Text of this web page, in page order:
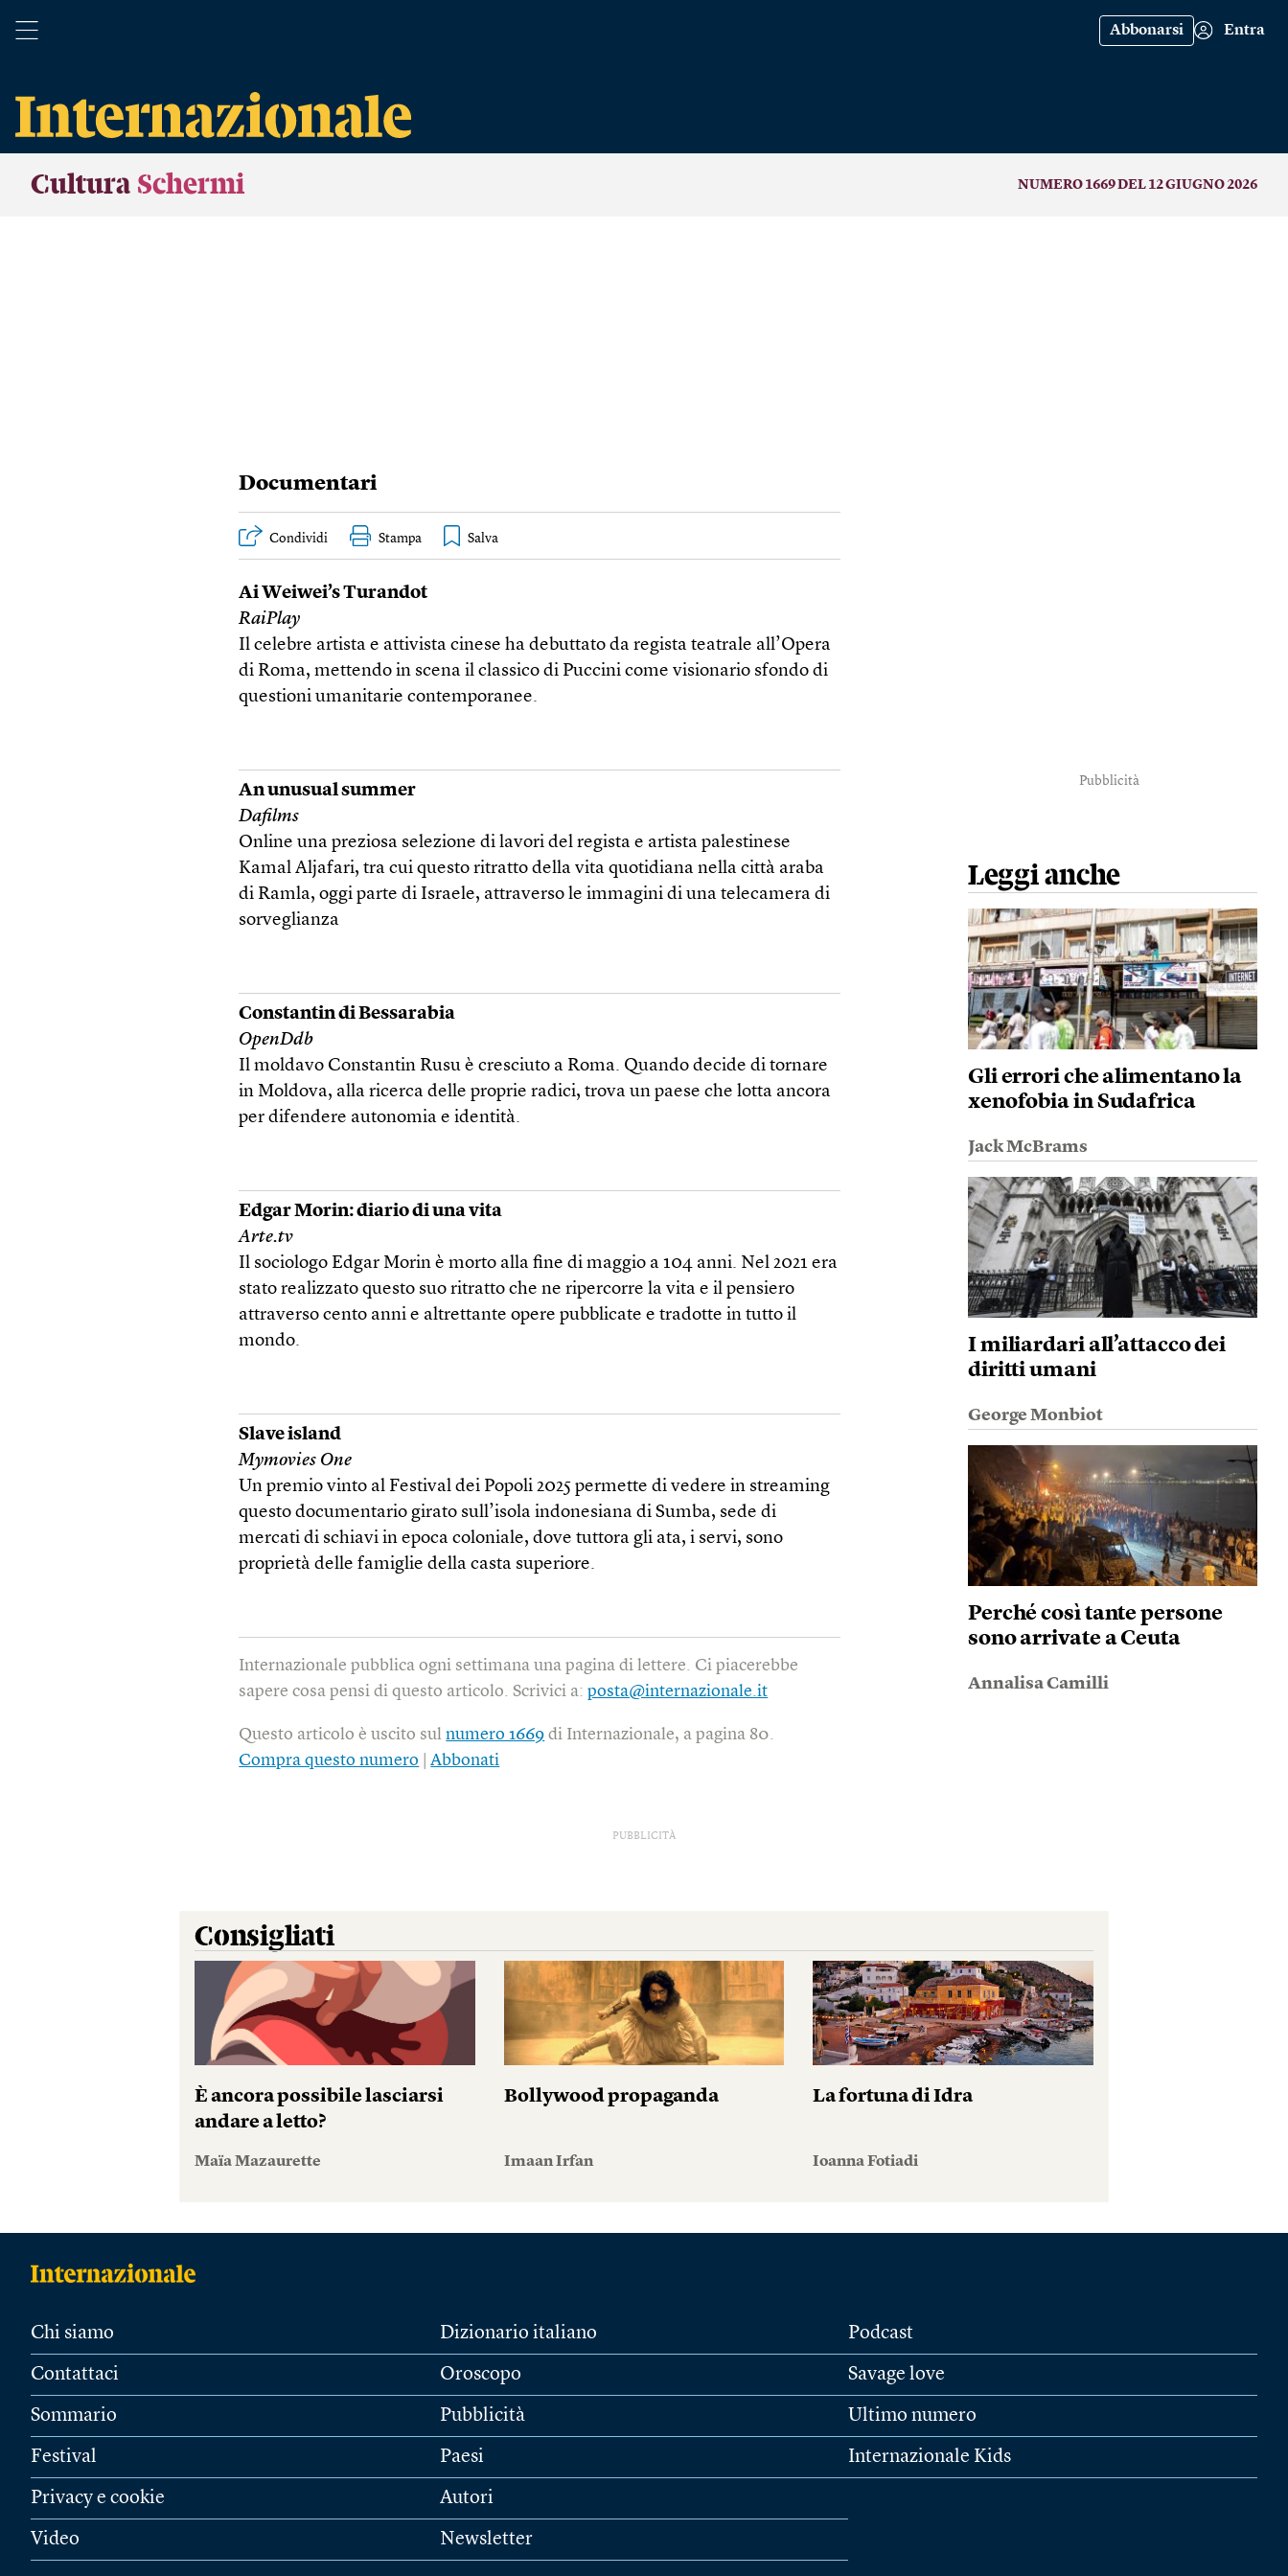
Abbonarsi Entra
Cultura Schermi NUMERO 1669 DEL 12 GIUGNO 2026
Documentari
Condividi Stampa
Ai Weiwei’s Turandot
RaiPlay
Il celebre artista e attivista cinese ha debuttato da regista teatrale all’Opera
di Roma, mettendo in scena il classico di Puccini come visionario sfondo di
questioni umanitarie contemporanee.
An unusual summer
Dafilms
Online una preziosa selezione di lavori del regista e artista palestinese
Kamal Aljafari, tra cui questo ritratto della vita quotidiana nella città araba
di Ramla, oggi parte di Israele, attraverso le immagini di una telecamera di
sorveglianza
Constantin di Bessarabia
OpenDdb
Il moldavo Constantin Rusu è cresciuto a Roma. Quando decide di tornare
in Moldova, alla ricerca delle proprie radici, trova un paese che lotta ancora
per difendere autonomia e identità.
Edgar Morin: diario di una vita
Arte.tv
Il sociologo Edgar Morin è morto alla fine di maggio a 104 anni. Nel 2021 era
stato realizzato questo suo ritratto che ne ripercorre la vita e il pensiero
attraverso cento anni e altrettante opere pubblicate e tradotte in tutto il
mondo.
Slave island
Mymovies One
Un premio vinto al Festival dei Popoli 2025 permette di vedere in streaming
questo documentario girato sull’isola indonesiana di Sumba, sede di
mercati di schiavi in epoca coloniale, dove tuttora gli ata, i servi, sono
proprietà delle famiglie della casta superiore.
Internazionale pubblica ogni settimana una pagina di lettere. Ci piacerebbe
sapere cosa pensi di questo articolo. Scrivici a:posta@internazionale.it
Questo articolo è uscito sulnumero 1669 di Internazionale, a pagina 80.
Compra questo numero |Abbonati
Pubblicità
Leggi anche
Gli errori che alimentano la
xenofobia in Sudafrica
Jack McBrams
I miliardari all’attacco dei
diritti umani
George Monbiot
Perché così tante persone
sono arrivate a Ceuta
Annalisa Camilli
PUBBLICITÀ
Consigliati
È ancora possibile lasciarsi
andare a letto?
Maïa Mazaurette
Bollywood propaganda
Imaan Irfan
La fortuna di Idra
Ioanna Fotiadi
Chi siamo
Contattaci
Sommario
Festival
Privacy e cookie
Video
Dizionario italiano
Oroscopo
Pubblicità
Paesi
Autori
Newsletter
Podcast
Savage love
Ultimo numero
Internazionale Kids